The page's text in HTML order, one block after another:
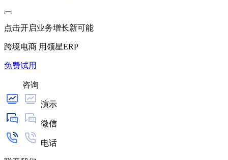
点击开启业务增长新可能
跨境电商 用领星ERP
免费试用
咨询
演示
微信
电话